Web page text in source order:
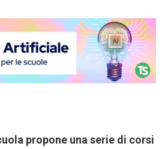
propone una serie di corsi